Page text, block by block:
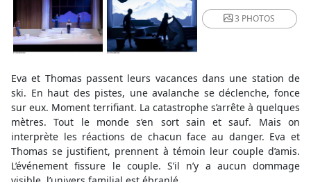
3 PHOTOS
Eva et Thomas passent leurs vacances dans une station de
ski. En haut des pistes, une avalanche se déclenche, fonce
sur eux. Moment terrifiant. La catastrophe s’arrête à quelques
mètres. Tout le monde s’en sort sain et sauf. Mais on
interprète les réactions de chacun face au danger. Eva et
Thomas se justifient, prennent à témoin leur couple d’amis.
L’événement fissure le couple. S’il n’y a aucun dommage